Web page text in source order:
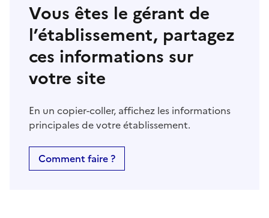
Vous êtes le gérant de
l’établissement, partagez
ces informations sur
votre site
En un copier-coller, affichez les informations
principales de votre établissement.
Comment faire ?